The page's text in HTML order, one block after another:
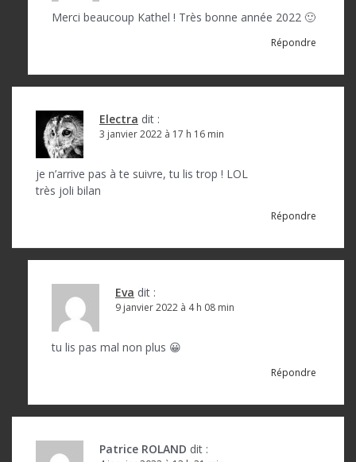
Merci beaucoup Kathel ! Très bonne année 2022 🙂
Répondre
Electra dit :
3 janvier 2022 à 17 h 16 min
je n’arrive pas à te suivre, tu lis trop ! LOL
très joli bilan
Répondre
Eva dit :
9 janvier 2022 à 4 h 08 min
tu lis pas mal non plus 😀
Répondre
Patrice ROLAND dit :